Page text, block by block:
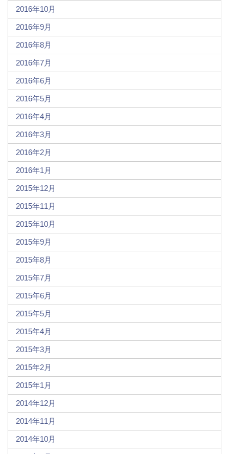
2016年10月
2016年9月
2016年8月
2016年7月
2016年6月
2016年5月
2016年4月
2016年3月
2016年2月
2016年1月
2015年12月
2015年11月
2015年10月
2015年9月
2015年8月
2015年7月
2015年6月
2015年5月
2015年4月
2015年3月
2015年2月
2015年1月
2014年12月
2014年11月
2014年10月